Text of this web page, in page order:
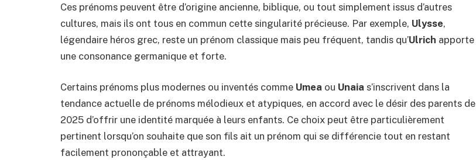
Ces prénoms peuvent être d’origine ancienne, biblique, ou tout simplement issus d’autres
cultures, mais ils ont tous en commun cette singularité précieuse. Par exemple, Ulysse,
légendaire héros grec, reste un prénom classique mais peu fréquent, tandis qu’Ulrich apporte
une consonance germanique et forte.
Certains prénoms plus modernes ou inventés comme Umea ou Unaia s’inscrivent dans la
tendance actuelle de prénoms mélodieux et atypiques, en accord avec le désir des parents de
2025 d’offrir une identité marquée à leurs enfants. Ce choix peut être particulièrement
pertinent lorsqu’on souhaite que son fils ait un prénom qui se différencie tout en restant
facilement prononçable et attrayant.